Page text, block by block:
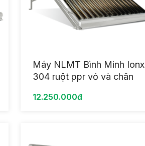
Máy NLMT Bình Minh Ionx
304 ruột ppr vỏ và chân
12.250.000đ